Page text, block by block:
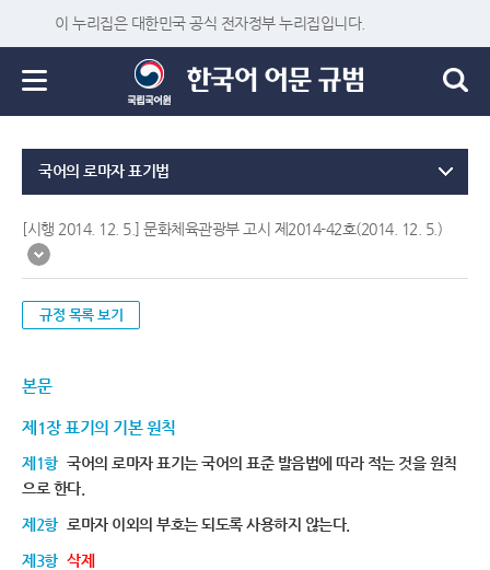
이 누리집은 대한민국 공식 전자정부 누리집입니다.
국어의 로마자 표기법
[시행 2014. 12. 5.] 문화체육관광부 고시 제2014-42호(2014. 12. 5.)
규정 목록 보기
본문
제1장 표기의 기본 원칙
제1항 국어의 로마자 표기는 국어의 표준 발음법에 따라 적는 것을 원칙
으로 한다.
제2항 로마자 이외의 부호는 되도록 사용하지 않는다.
제3항 삭제